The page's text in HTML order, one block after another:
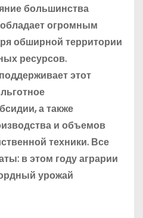
большинства
обладает огромным
обширной территории
ресурсов.
этот
а также
и объемов
техники. Все
в этом году аграрии
урожай